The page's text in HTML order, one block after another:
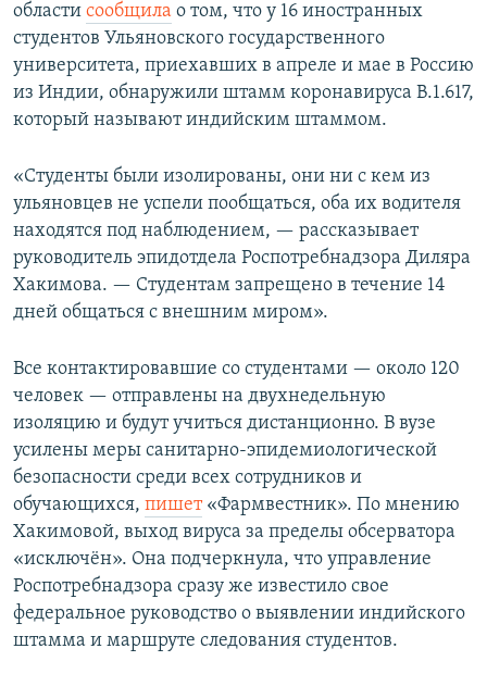
области сообщила о том, что у 16 иностранных
студентов Ульяновского государственного
университета, приехавших в апреле и мае в Россию
из Индии, обнаружили штамм коронавируса B.1.617,
который называют индийским штаммом.
«Студенты были изолированы, они ни с кем из
ульяновцев не успели пообщаться, оба их водителя
находятся под наблюдением, — рассказывает
руководитель эпидотдела Роспотребнадзора Диляра
Хакимова. — Студентам запрещено в течение 14
дней общаться с внешним миром».
Все контактировавшие со студентами — около 120
человек — отправлены на двухнедельную
изоляцию и будут учиться дистанционно. В вузе
усилены меры санитарно-эпидемиологической
безопасности среди всех сотрудников и
обучающихся, пишет«Фармвестник». По мнению
Хакимовой, выход вируса за пределы обсерватора
«исключён». Она подчеркнула, что управление
Роспотребнадзора сразу же известило свое
федеральное руководство о выявлении индийского
штамма и маршруте следования студентов.